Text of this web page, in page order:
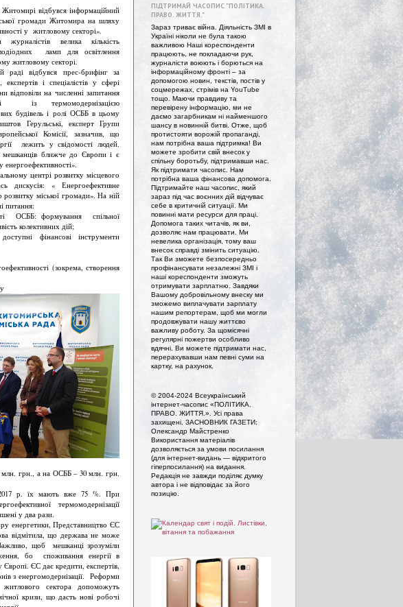
відбувся інформаційний
громади Житомира на шляху
у житловому секторі».
велика кількість
ламп для освітлення
житловому секторі.
раді відбувся прес-брифінг за
і спеціалістів у сфері
відповіли на численні запитання
із термомодернізацією
будівель і ролі ОСББ в цьому
Герульські, експерт Групи
Комісії, зазначив, що
лежить у свідомості людей.
мешканців ближче до Європи і є
центрі розвитку місцевого
дискусія: « Енергоефективне
міської громади». На ній
питання:
ОСББ: формування спільної
колективних дій;
фінансові інструменти
(зокрема, створення
грн., а на ОСББ – 30 млн. грн.
2017 р. їх мають вже 75 %. При
термомодернізації
у два рази.
енергетики, Представництво ЄС
відмітила, що держава не може
щоб мешканці зрозуміли
бо споживання енергії в
Європі. ЄС дає кредити, експертів,
з енергомодернізації. Реформи
сектора допоможуть
кризи, що дасть нові робочі
ПІДТРИМАЙ ЧАСОПИС "ПОЛІТИКА.
ПРАВО. ЖИТТЯ."
Зараз триває війна. Діяльність ЗМІ в
Україні ніколи не була такою
важливою Наші кореспонденти
працюють, не покладаючи рук,
журналісти воюють і борються на
інформаційному фронті – за
допомогою новин, текстів, постів у
соцмережах, стрімів на YouTube
тощо. Маючи правдиву та
перевірену інформацію, ми не
даємо загарбникам ні найменшого
шансу в новинній битві. Отже, щоб
протистояти ворожій пропаганді,
нам потрібна ваша підтримка! Ви
можете зробити свій внесок у
спільну боротьбу, підтримавши нас.
Як підтримати часопис. Нам
потрібна ваша фінансова допомога.
Підтримайте наш часопис, який
зараз під час воєнних дій відчуває
себе в критичній ситуації. Ми
повинні мати ресурси для праці.
Допомога таких читачів, як ви,
дозволяє нам працювати. Ми
невелика організація, тому ваш
внесок справді змінить ситуацію.
Так Ви зможете безпосередньо
профінансувати незалежні ЗМІ і
наші кореспонденти зможуть
отримувати зарплатню. Завдяки
Вашому добровільному внеску ми
зможемо виплачувати зарплату
нашим репортерам, щоб ми могли
продовжувати нашу життєво
важливу роботу. За щомісячні
регулярні пожертви особливо
вдячні. Ви можете підтримати нас,
перерахувавши нам певні суми на
картку, на рахунок.
© 2004-2024 Всеукраїнський
інтернет-часопис «ПОЛІТИКА.
ПРАВО. ЖИТТЯ.». Усi права
захищенi. ЗАСНОВНИК ГАЗЕТИ:
Олександр Майстренко
Використання матеріалів
дозволяється за умови посилання
(для інтернет-видань — відкритого
гіперпосилання) на видання.
Редакція не завжди поділяє думку
автора і не відповідає за його
позицію.